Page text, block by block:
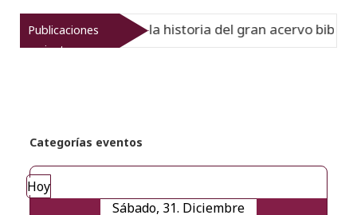
Publicaciones
recientes
Virreinato muestra la historia del gran acervo
Categorías eventos
Hoy
Sábado, 31. Diciembre